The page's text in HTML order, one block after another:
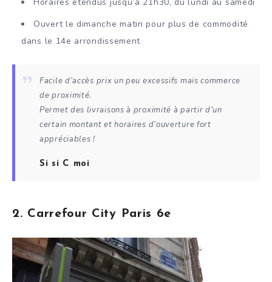
Ouvert le dimanche matin pour plus de commodité
dans le 14e arrondissement
Facile d’accès prix un peu excessifs mais commerce
de proximité.
Permet des livraisons à proximité à partir d’un
certain montant et horaires d’ouverture fort
appréciables !
Si si C moi
2. Carrefour City Paris 6e